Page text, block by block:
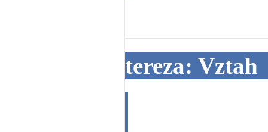
tereza: Vztah